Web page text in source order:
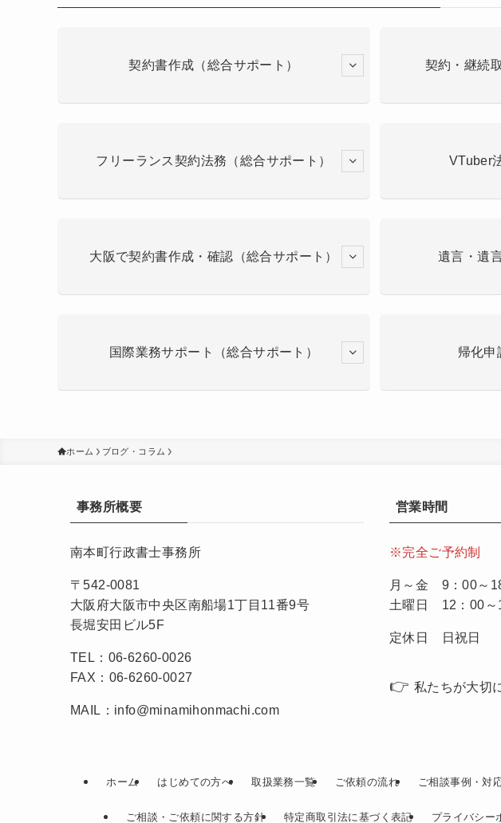
契約書作成（総合サポート） 契約・継続
フリーランス契約法務（総合サポート） VTuber
大阪で契約書作成・確認（総合サポート） 遺言・遺
国際業務サポート（総合サポート） 帰化申
ホーム ブログ・コラム
事務所概要
南本町行政書士事務所
〒542-0081
大阪府大阪市中央区南船場1丁目11番9号
長堀安田ビル5F
TEL：06-6260-0026
FAX：06-6260-0027
MAIL：info@minamihonmachi.com
営業時間
※完全ご予約制
月～金 9：00～
土曜日 12：00～
定休日 日祝日
👉 私たちが大切
ホーム はじめての方へ 取扱業務一覧 ご依頼の流れ ご相談事例・対
ご相談・ご依頼に関する方針 特定商取引法に基づく表記 プライバシー